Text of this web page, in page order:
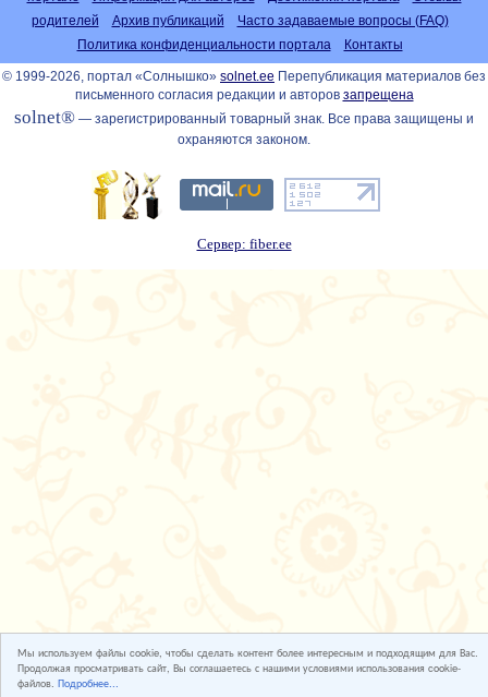
Мы используем файлы cookie, чтобы сделать контент более интересным и подходящим для Вас.
Продолжая просматривать сайт, Вы соглашаетесь с нашими условиями использования cookie-
файлов. Подробнее...
родителей
Архив публикаций
Часто задаваемые вопросы (FAQ)
Политика конфиденциальности портала
Контакты
© 1999-2026, портал «Солнышко» solnet.ee Перепубликация материалов без
письменного согласия редакции и авторов запрещена
solnet® — зарегистрированный товарный знак. Все права защищены и
охраняются законом.
Сервер: fiber.ee